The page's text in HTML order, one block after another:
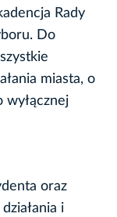
Rady
Do
miasta, o
wyłącznej
oraz
i